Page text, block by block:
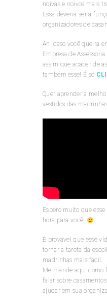
noivas e noivos mais
Essa deveria ser a
organizadores de
Ah, caso você queira
Empresa de
assim que acabar de
também esse! É só
Quer aprender a
vestidos das
Espero muito que
hora para você!
É provável que esse
tornar a tarefa da
madrinhas mais fácil.
Me mande aqui como
falar sobre
ajudar em sua